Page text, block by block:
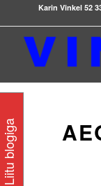
Karin Vinkel 52
Liitu blogiga